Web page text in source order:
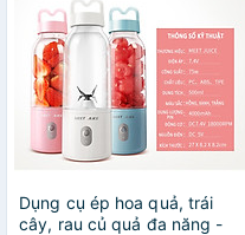
Dụng cụ ép hoa quả, trái
cây, rau củ quả đa năng -